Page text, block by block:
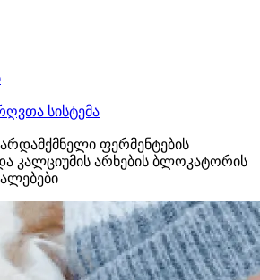
სისტემა
ფერმენტების
კალციუმის არხების ბლოკატორის